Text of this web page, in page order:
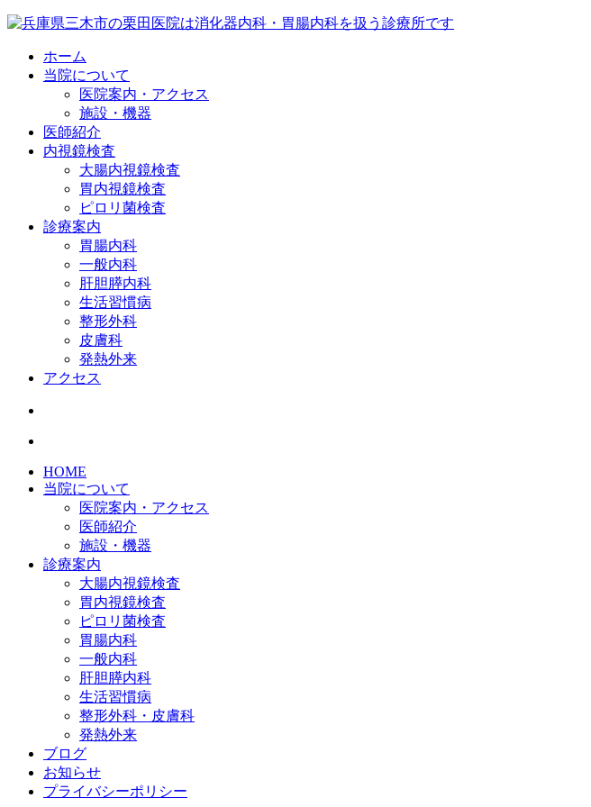
ホーム
当院について
医院案内・アクセス
施設・機器
医師紹介
内視鏡検査
大腸内視鏡検査
胃内視鏡検査
ピロリ菌検査
診療案内
胃腸内科
一般内科
肝胆膵内科
生活習慣病
整形外科
皮膚科
発熱外来
アクセス
HOME
当院について
医院案内・アクセス
医師紹介
施設・機器
診療案内
大腸内視鏡検査
胃内視鏡検査
ピロリ菌検査
胃腸内科
一般内科
肝胆膵内科
生活習慣病
整形外科・皮膚科
発熱外来
ブログ
お知らせ
プライバシーポリシー